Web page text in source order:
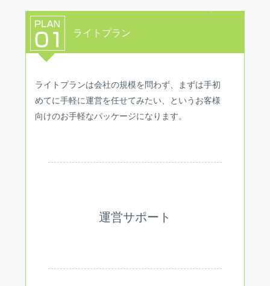
ライトプラン
ライトプランは会社の規模を問わず、まずは手初
めてに手軽に運営を任せてみたい、というお客様
向けのお手軽なパッケージになります。
運営サポート